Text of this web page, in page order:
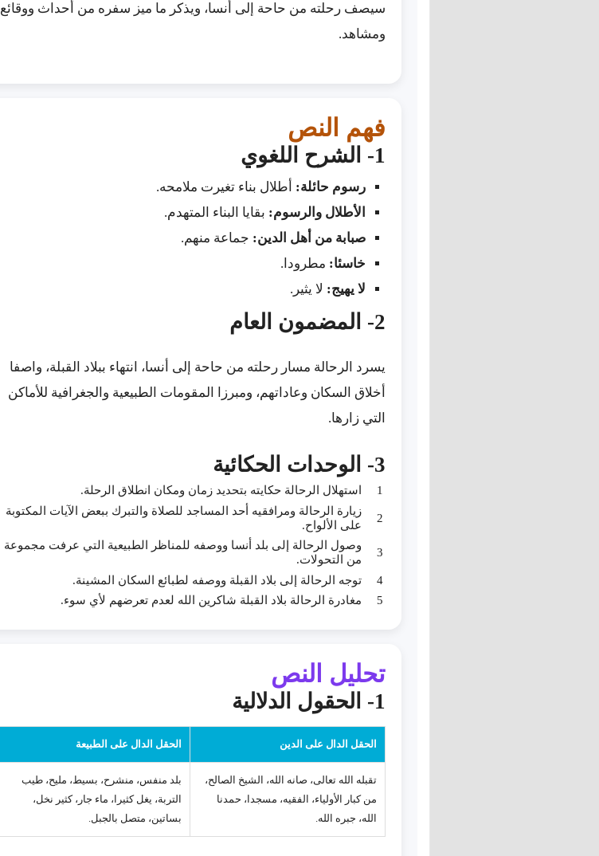
سيصف رحلته من حاحة إلى أنسا، ويذكر ما ميز سفره من أحداث ووقائع
ومشاهد.
فهم النص
1- الشرح اللغوي
رسوم حائلة: أطلال بناء تغيرت ملامحه.
الأطلال والرسوم: بقايا البناء المتهدم.
صبابة من أهل الدين: جماعة منهم.
خاسئا: مطرودا.
لا يهيج: لا يثير.
2- المضمون العام
يسرد الرحالة مسار رحلته من حاحة إلى أنسا، انتهاء ببلاد القبلة، واصفا
أخلاق السكان وعاداتهم، ومبرزا المقومات الطبيعية والجغرافية للأماكن
التي زارها.
3- الوحدات الحكائية
استهلال الرحالة حكايته بتحديد زمان ومكان انطلاق الرحلة.
زيارة الرحالة ومرافقيه أحد المساجد للصلاة والتبرك ببعض الآيات المكتوبة
على الألواح.
وصول الرحالة إلى بلد أنسا ووصفه للمناظر الطبيعية التي عرفت مجموعة
من التحولات.
توجه الرحالة إلى بلاد القبلة ووصفه لطبائع السكان المشينة.
مغادرة الرحالة بلاد القبلة شاكرين الله لعدم تعرضهم لأي سوء.
تحليل النص
1- الحقول الدلالية
الحقل الدال على الدين الحقل الدال على الطبيعة
تقبله الله تعالى، صانه الله، الشيخ الصالح،
من كبار الأولياء، الفقيه، مسجدا، حمدنا
الله، جبره الله.
بلد منفس، منشرح، بسيط، مليح، طيب
التربة، يغل كثيرا، ماء جار، كثير نخل،
بساتين، متصل بالجبل.